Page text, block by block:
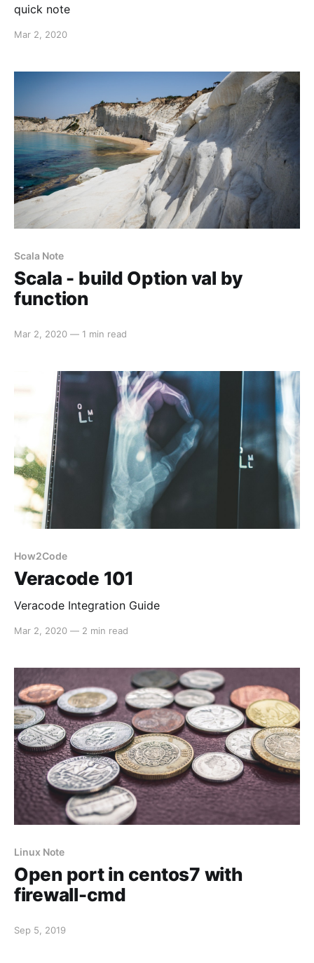
quick note
Mar 2, 2020
Scala Note
Scala - build Option val by
function
Mar 2, 2020 — 1 min read
How2Code
Veracode 101
Veracode Integration Guide
Mar 2, 2020 — 2 min read
Linux Note
Open port in centos7 with
firewall-cmd
Sep 5, 2019